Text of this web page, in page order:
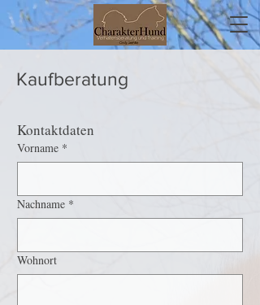
Kaufberatung
Kontaktdaten
Vorname *
Nachname *
Wohnort